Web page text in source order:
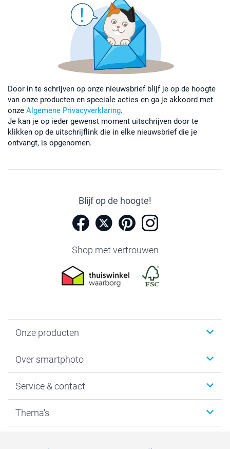
Door in te schrijven op onze nieuwsbrief blijf je op de hoogte
van onze producten en speciale acties en ga je akkoord met
onze Algemene Privacyverklaring.
Je kan je op ieder gewenst moment uitschrijven door te
klikken op de uitschrijflink die in elke nieuwsbrief die je
ontvangt, is opgenomen.
Blijf op de hoogte!
Shop met vertrouwen
Onze producten
Fotoboeken
Fotocadeaus
Kaarten
Over smartphoto
Vacatures
Bestelproces
Service & contact
Tevredenheidsgarantie
Thema's